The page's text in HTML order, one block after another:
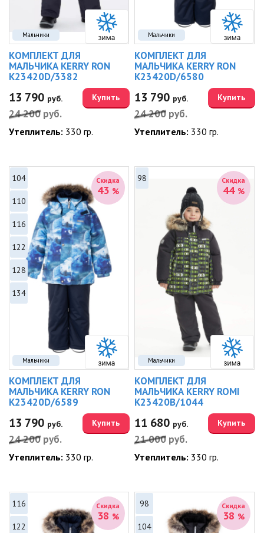
Мальчики
КОМПЛЕКТ ДЛЯ
МАЛЬЧИКА KERRY RON
K23420D/3382
13 790 руб.
24 200 руб.
Купить
Утеплитель: 330 гр.
Мальчики
КОМПЛЕКТ ДЛЯ
МАЛЬЧИКА KERRY RON
K23420D/6580
13 790 руб.
24 200 руб.
Купить
Утеплитель: 330 гр.
Мальчики
Скидка
43 %
104
110
116
122
128
134
КОМПЛЕКТ ДЛЯ
МАЛЬЧИКА KERRY RON
K23420D/6589
13 790 руб.
24 200 руб.
Купить
Утеплитель: 330 гр.
Мальчики
Скидка
44 %
98
КОМПЛЕКТ ДЛЯ
МАЛЬЧИКА KERRY ROMI
K23420B/1044
11 680 руб.
21 000 руб.
Купить
Утеплитель: 330 гр.
Скидка
38 %
116
122
Скидка
38 %
98
104